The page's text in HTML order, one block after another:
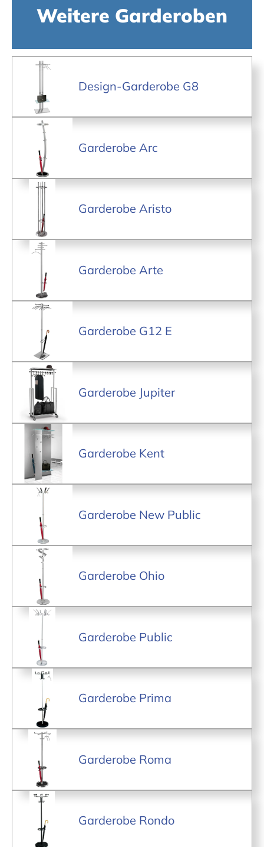
Weitere Garderoben
Design-Garderobe G8
Garderobe Arc
Garderobe Aristo
Garderobe Arte
Garderobe G12 E
Garderobe Jupiter
Garderobe Kent
Garderobe New Public
Garderobe Ohio
Garderobe Public
Garderobe Prima
Garderobe Roma
Garderobe Rondo